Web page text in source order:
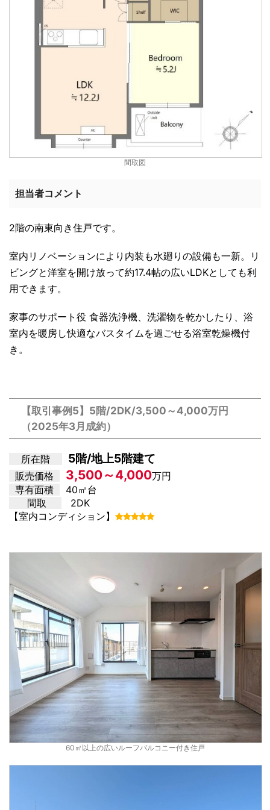
間取図
担当者コメント
2階の南東向き住戸です。
室内リノベーションにより内装も水廻りの設備も一新。リ
ビングと洋室を開け放って約17.4帖の広いLDKとしても利
用できます。
家事のサポート役 食器洗浄機、洗濯物を乾かしたり、浴
室内を暖房し快適なバスタイムを過ごせる浴室乾燥機付
き。
【取引事例5】5階/2DK/3,500～4,000万円
（2025年3月成約）
所在階 5階/地上5階建て
販売価格 3,500～4,000万円
専有面積
40㎡台
間取
2DK
【室内コンディション】
60㎡以上の広いルーフバルコニー付き住戸